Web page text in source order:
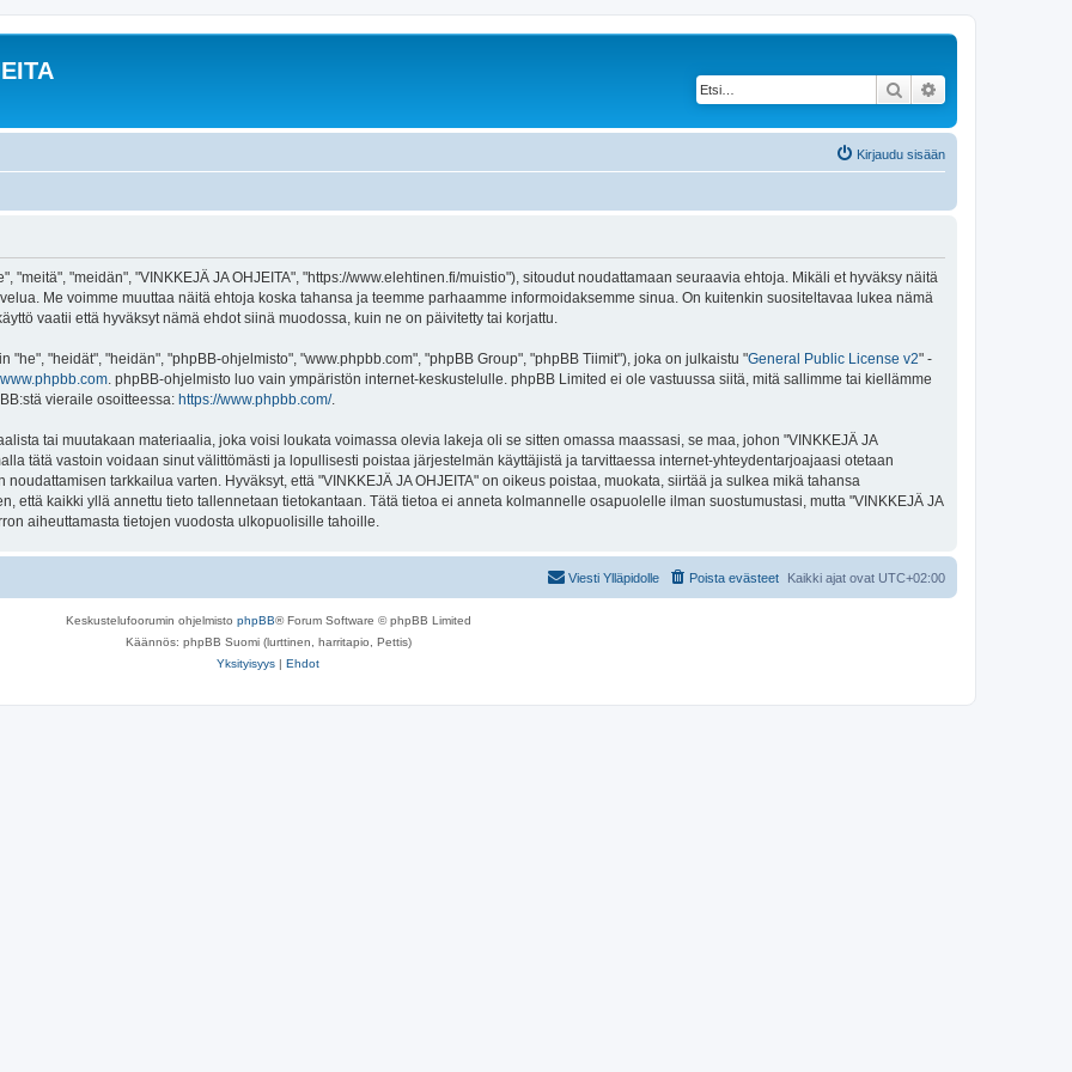
Etsi
Kirjaudu sisään
"meitä", "meidän", "VINKKEJÄ JA OHJEITA", "https://www.elehtinen.fi/muistio"), sitoudut noudattamaan seuraavia ehtoja. Mikäli et hyväksy näitä
Me voimme muuttaa näitä ehtoja koska tahansa ja teemme parhaamme informoidaksemme sinua. On kuitenkin suositeltavaa lukea nämä
vaatii että hyväksyt nämä ehdot siinä muodossa, kuin ne on päivitetty tai korjattu.
"heidät", "heidän", "phpBB-ohjelmisto", "www.phpbb.com", "phpBB Group", "phpBB Tiimit"), joka on julkaistu "General Public License v2" -
www.phpbb.com . phpBB-ohjelmisto luo vain ympäristön internet-keskustelulle. phpBB Limited ei ole vastuussa siitä, mitä sallimme tai kiellämme
vieraile osoitteessa: https://www.phpbb.com/.
tai muutakaan materiaalia, joka voisi loukata voimassa olevia lakeja oli se sitten omassa maassasi, se maa, johon "VINKKEJÄ JA
tätä vastoin voidaan sinut välittömästi ja lopullisesti poistaa järjestelmän käyttäjistä ja tarvittaessa internet-yhteydentarjoajaasi otetaan
tarkkailua varten. Hyväksyt, että "VINKKEJÄ JA OHJEITA" on oikeus poistaa, muokata, siirtää ja sulkea mikä tahansa
että kaikki yllä annettu tieto tallennetaan tietokantaan. Tätä tietoa ei anneta kolmannelle osapuolelle ilman suostumustasi, mutta "VINKKEJÄ JA
aiheuttamasta tietojen vuodosta ulkopuolisille tahoille.
Kaikki ajat ovat UTC+02:00
Poista evästeet
Viesti Ylläpidolle
Keskustelufoorumin ohjelmisto phpBB® Forum Software © phpBB Limited
Käännös: phpBB Suomi (lurttinen, harritapio, Pettis)
Yksityisyys | Ehdot